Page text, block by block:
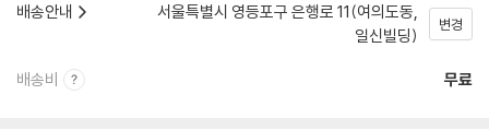
배송안내
서울특별시 영등포구 은행로 11(여의도동,
일신빌딩)
변경
배송비 무료